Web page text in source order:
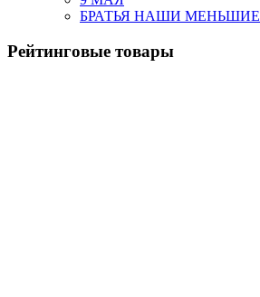
БРАТЬЯ НАШИ МЕНЬШИЕ
Рейтинговые товары